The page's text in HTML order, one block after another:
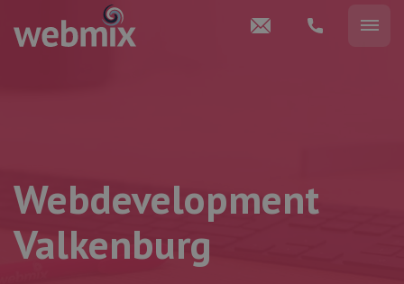
Webdevelopment
Valkenburg